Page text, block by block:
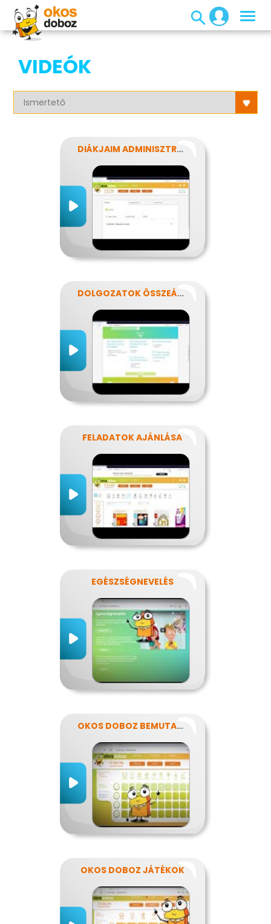
VIDEÓK
DIÁKJAIM ADMINISZTRÁLÁSA
DOLGOZATOK ÖSSZEÁLLÍTÁSA
FELADATOK AJÁNLÁSA
EGÉSZSÉGNEVELÉS
OKOS DOBOZ BEMUTATKOZÁS
OKOS DOBOZ JÁTÉKOK